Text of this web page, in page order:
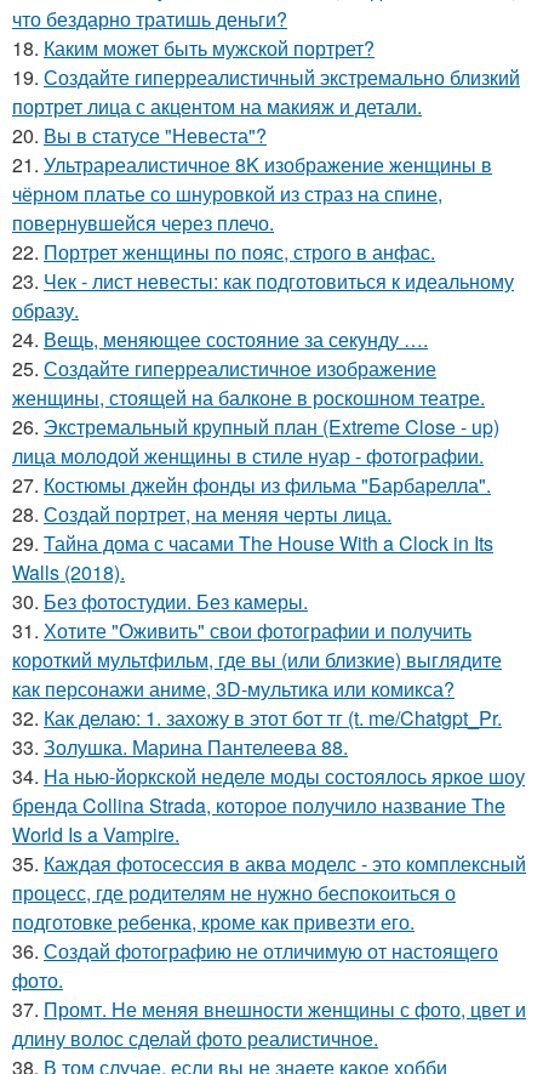
что бездарно тратишь деньги?
18. Каким может быть мужской портрет?
19. Создайте гиперреалистичный экстремально близкий
портрет лица с акцентом на макияж и детали.
20. Вы в статусе "Невеста"?
21. Ультрареалистичное 8K изображение женщины в
чёрном платье со шнуровкой из страз на спине,
повернувшейся через плечо.
22. Портрет женщины по пояс, строго в анфас.
23. Чек - лист невесты: как подготовиться к идеальному
образу.
24. Вещь, меняющее состояние за секунду ….
25. Создайте гиперреалистичное изображение
женщины, стоящей на балконе в роскошном театре.
26. Экстремальный крупный план (Extreme Close - up)
лица молодой женщины в стиле нуар - фотографии.
27. Костюмы джейн фонды из фильма "Барбарелла".
28. Создай портрет, на меняя черты лица.
29. Тайна дома с часами The House With a Clock in Its
Walls (2018).
30. Без фотостудии. Без камеры.
31. Хотите "Оживить" свои фотографии и получить
короткий мультфильм, где вы (или близкие) выглядите
как персонажи аниме, 3D-мультика или комикса?
32. Как делаю: 1. захожу в этот бот тг (t. me/Chatgpt_Pr.
33. Золушка. Марина Пантелеева 88.
34. На нью-йоркской неделе моды состоялось яркое шоу
бренда Collina Strada, которое получило название The
World Is a Vampire.
35. Каждая фотосессия в аква моделс - это комплексный
процесс, где родителям не нужно беспокоиться о
подготовке ребенка, кроме как привезти его.
36. Создай фотографию не отличимую от настоящего
фото.
37. Промт. Не меняя внешности женщины с фото, цвет и
длину волос сделай фото реалистичное.
38. В том случае, если вы не знаете какое хобби